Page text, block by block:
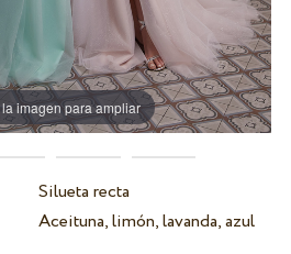
imagen para ampliar
Silueta recta
Aceituna, limón, lavanda, azul